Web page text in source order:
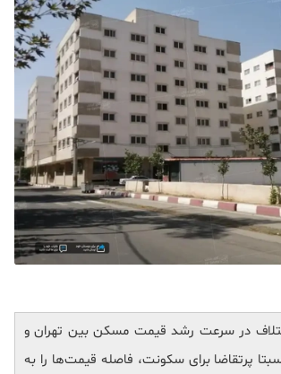
در سرعت رشد قیمت مسکن بین تهران و
پرتقاضا برای سکونت، فاصله قیمت‌ها را به